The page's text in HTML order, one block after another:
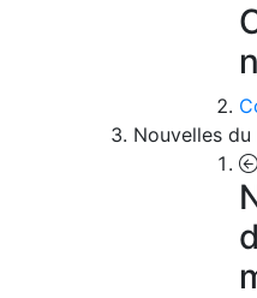
Nouvelles